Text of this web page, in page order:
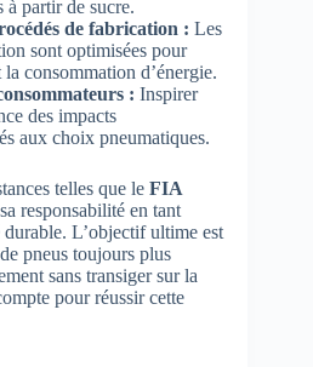
à partir de sucre.
de fabrication : Les
sont optimisées pour
consommation d’énergie.
: Inspirer
des impacts
aux choix pneumatiques.
telles que le FIA
responsabilité en tant
L’objectif ultime est
pneus toujours plus
sans transiger sur la
pour réussir cette